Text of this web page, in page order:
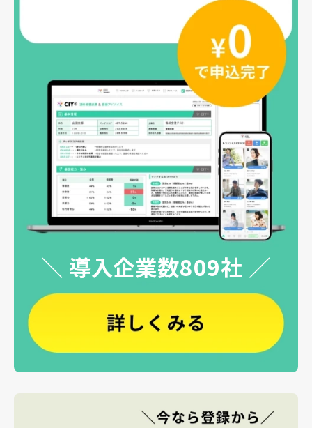
＼ 導入企業数809社 ／